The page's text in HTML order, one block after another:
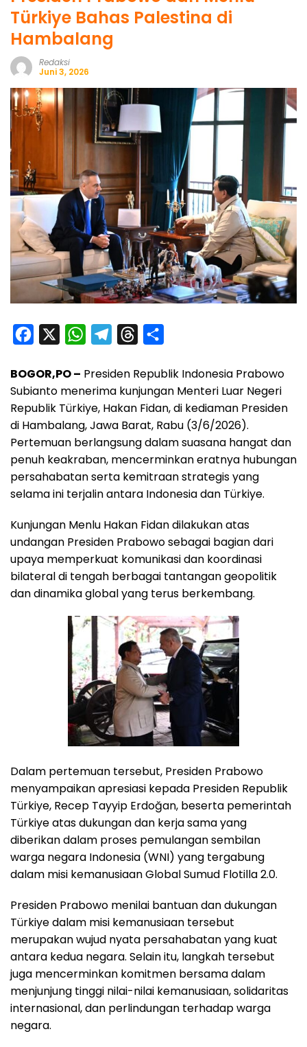
Türkiye Bahas Palestina di
Hambalang
Redaksi
Juni 3, 2026
c
e
b
o
o
k
W
a
t
s
A
p
p
l
e
g
r
a
m
r
e
a
d
s
a
r
e
BOGOR,PO – Presiden Republik Indonesia Prabowo
Subianto menerima kunjungan Menteri Luar Negeri
Republik Türkiye, Hakan Fidan, di kediaman Presiden
di Hambalang, Jawa Barat, Rabu (3/6/2026).
Pertemuan berlangsung dalam suasana hangat dan
penuh keakraban, mencerminkan eratnya hubungan
persahabatan serta kemitraan strategis yang
selama ini terjalin antara Indonesia dan Türkiye.
Kunjungan Menlu Hakan Fidan dilakukan atas
undangan Presiden Prabowo sebagai bagian dari
upaya memperkuat komunikasi dan koordinasi
bilateral di tengah berbagai tantangan geopolitik
dan dinamika global yang terus berkembang.
Dalam pertemuan tersebut, Presiden Prabowo
menyampaikan apresiasi kepada Presiden Republik
Türkiye, Recep Tayyip Erdoğan, beserta pemerintah
Türkiye atas dukungan dan kerja sama yang
diberikan dalam proses pemulangan sembilan
warga negara Indonesia (WNI) yang tergabung
dalam misi kemanusiaan Global Sumud Flotilla 2.0.
Presiden Prabowo menilai bantuan dan dukungan
Türkiye dalam misi kemanusiaan tersebut
merupakan wujud nyata persahabatan yang kuat
antara kedua negara. Selain itu, langkah tersebut
juga mencerminkan komitmen bersama dalam
menjunjung tinggi nilai-nilai kemanusiaan, solidaritas
internasional, dan perlindungan terhadap warga
negara.